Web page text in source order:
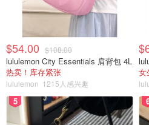
$54.00 $108.00
lululemon City Essentials 肩背包 4L
热卖！库存紧张
lululemon 1215人感兴趣
女
5